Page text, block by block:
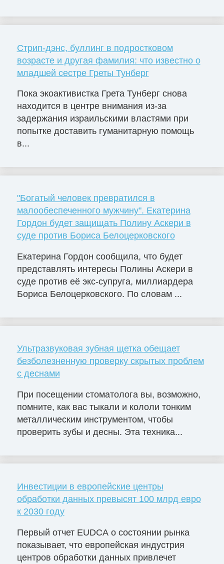
Стрип-дэнс, буллинг в подростковом
возрасте и другая фамилия: что известно о
младшей сестре Греты Тунберг
Пока экоактивистка Грета Тунберг снова
находится в центре внимания из-за
задержания израильскими властями при
попытке доставить гуманитарную помощь
в...
"Богатый человек превратился в
малообеспеченного мужчину". Екатерина
Гордон будет защищать Полину Аскери в
суде против Бориса Белоцерковского
Екатерина Гордон сообщила, что будет
представлять интересы Полины Аскери в
суде против её экс-супруга, миллиардера
Бориса Белоцерковского. По словам ...
Ультразвуковая зубная щетка обещает
безболезненную проверку скрытых проблем
с деснами
При посещении стоматолога вы, возможно,
помните, как вас тыкали и кололи тонким
металлическим инструментом, чтобы
проверить зубы и десны. Эта техника...
Инвестиции в европейские центры
обработки данных превысят 100 млрд евро
к 2030 году
Первый отчет EUDCA о состоянии рынка
показывает, что европейская индустрия
центров обработки данных привлечет